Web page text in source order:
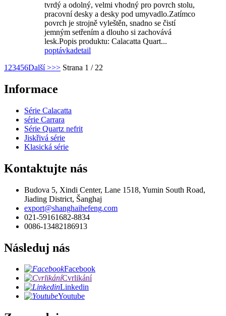
tvrdý a odolný, velmi vhodný pro povrch stolu,
pracovní desky a desky pod umyvadlo.Zatímco
povrch je strojně vyleštěn, snadno se čistí
jemným setřením a dlouho si zachovává
lesk.Popis produktu: Calacatta Quart...
poptávkadetail
1 23456Další >>> Strana 1 / 22
Informace
Série Calacatta
série Carrara
Série Quartz nefrit
Jiskřivá série
Klasická série
Kontaktujte nás
Budova 5, Xindi Center, Lane 1518, Yumin South Road,
Jiading District, Šanghaj
export@shanghaihefeng.com
021-59161682-8834
0086-13482186913
Následuj nás
Facebook
Cvrlikání
Linkedin
Youtube